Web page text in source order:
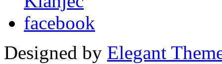
Designed by Elegant